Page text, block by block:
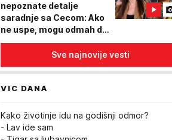
nepoznate detalje
saradnje sa Cecom: Ako
ne uspe, mogu odmah da
se selim!
Sve najnovije vesti
VIC DANA
Kako životinje idu na godišnji odmor?
- Lav ide sam